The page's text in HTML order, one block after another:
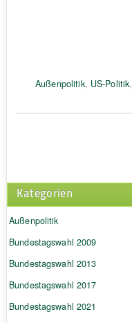
Außenpolitik, US-Politik,
Kategorien
Außenpolitik
Bundestagswahl 2009
Bundestagswahl 2013
Bundestagswahl 2017
Bundestagswahl 2021